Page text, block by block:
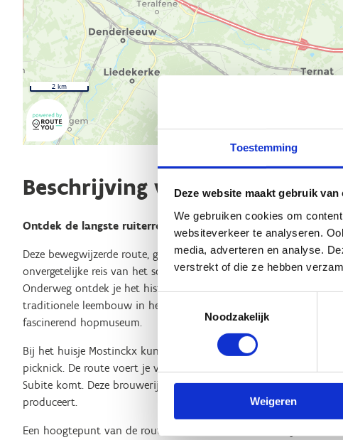
Toestemming
Deze website maakt gebruik van
We gebruiken cookies om
websiteverkeer te analyseren.
media, adverteren en analyse.
verstrekt of die ze hebben
Noodzakelijk
Weigeren
2 km
Beschrijving van de route
Ontdek de langste ruiterroute in Vlaams-Brabant!
Deze bewegwijzerde route, gemarkeerd met oranje zeshoekige
onvergetelijke reis van het schilderachtige Pajottenland naar de
Onderweg ontdek je het historische huisje Mostinckx, een van de
traditionele leembouw in het Pajottenland. De naastgelegen
fascinerend hopmuseum.
Bij het huisje Mostinckx kun je je paard vastbinden aan de
picknick. De route voert je verder naar Kobbegem, waar je langs
Subite komt. Deze brouwerij is een van de weinige die nog op
produceert.
Een hoogtepunt van de route is de Mollemstraat, waar je een